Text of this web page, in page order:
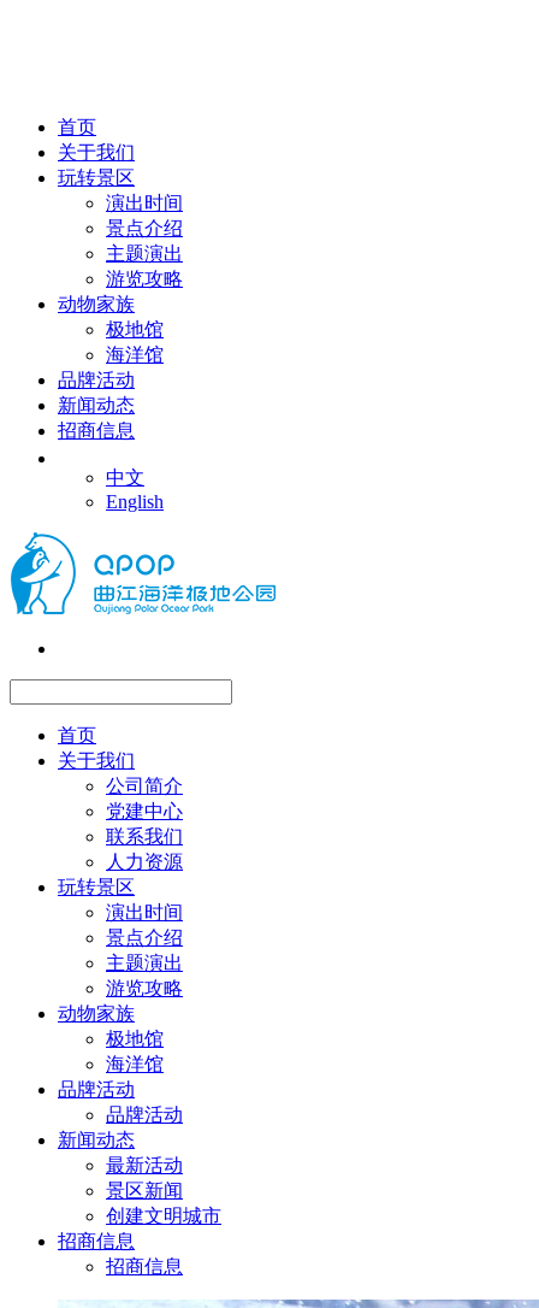
首页
关于我们
玩转景区
演出时间
景点介绍
主题演出
游览攻略
动物家族
极地馆
海洋馆
品牌活动
新闻动态
招商信息
中文
English
首页
关于我们
公司简介
党建中心
联系我们
人力资源
玩转景区
演出时间
景点介绍
主题演出
游览攻略
动物家族
极地馆
海洋馆
品牌活动
品牌活动
新闻动态
最新活动
景区新闻
创建文明城市
招商信息
招商信息